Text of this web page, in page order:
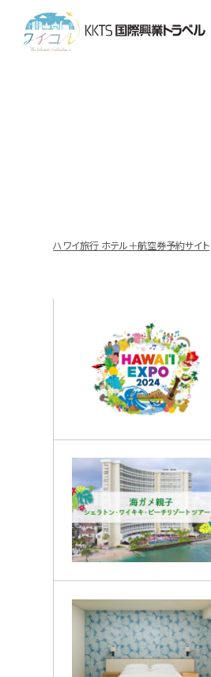
ハワイ旅行 ホテル＋航空券予約サイト